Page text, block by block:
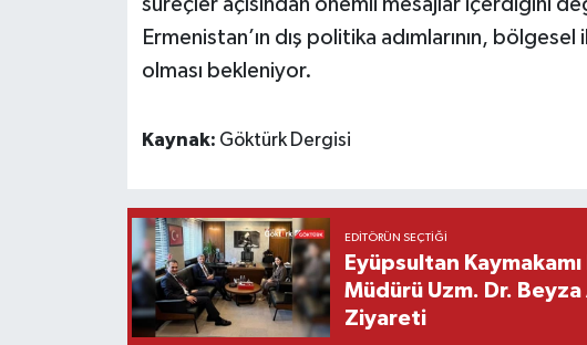
süreçler açısından önemli mesajlar içerdiğini
Ermenistan’ın dış politika adımlarının,
olması bekleniyor.
Kaynak: Göktürk Dergisi
EDITÖRÜN SEÇTIĞI
Eyüpsultan
Müdürü Uzm. Dr. Beyza
Ziyareti